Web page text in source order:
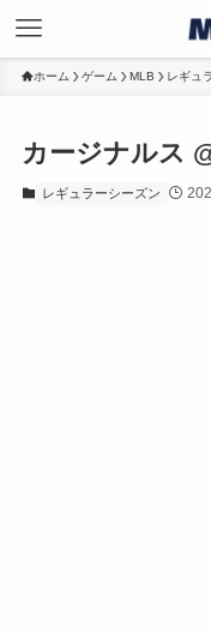
ホーム ゲーム MLB レギュ
カージナルス
レギュラーシーズン